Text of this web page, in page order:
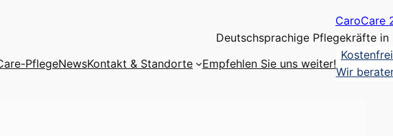
CaroCare
Deutschsprachige Pflegekräfte in
PflegeNewsKontakt & Standorte Empfehlen Sie uns weiter!
Wir